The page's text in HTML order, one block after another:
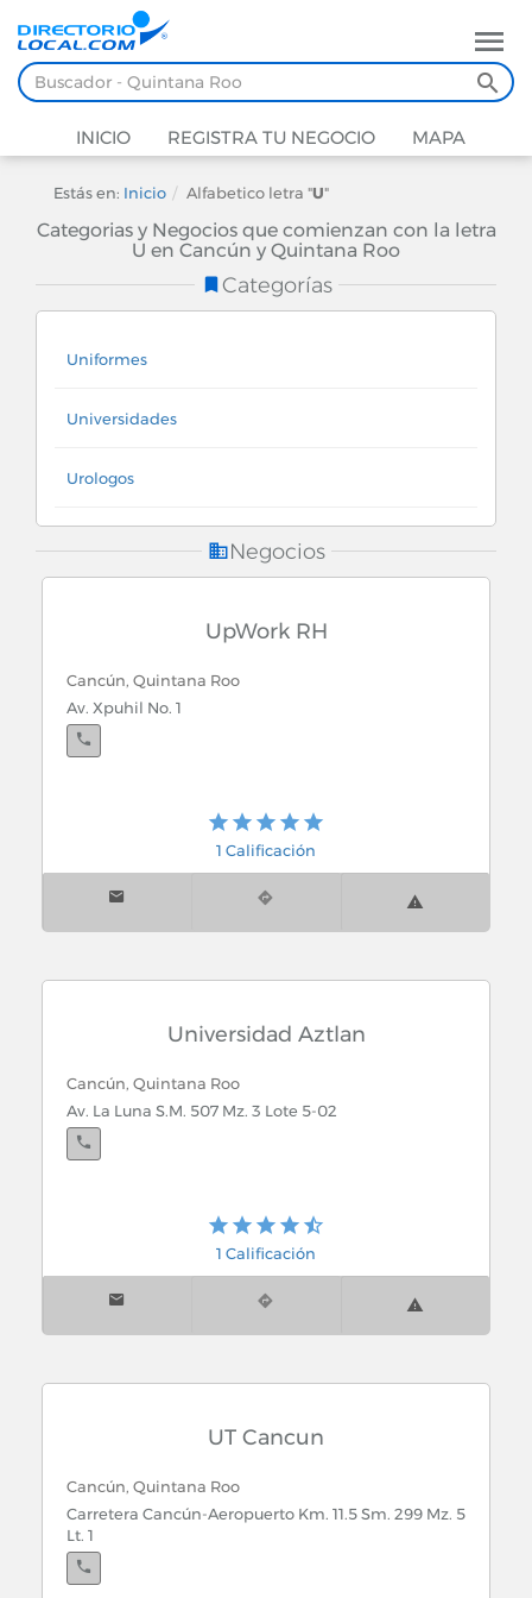
INICIO REGISTRA TU NEGOCIO MAPA
Estás en: Inicio Alfabetico letra "U"
Categorias y Negocios que comienzan con la letra
U en Cancún y Quintana Roo
Categorías
Uniformes
Universidades
Urologos
Negocios
UpWork RH
Cancún, Quintana Roo
Av. Xpuhil No. 1
1 Calificación
Universidad Aztlan
Cancún, Quintana Roo
Av. La Luna S.M. 507 Mz. 3 Lote 5-02
1 Calificación
UT Cancun
Cancún, Quintana Roo
Carretera Cancún-Aeropuerto Km. 11.5 Sm. 299 Mz. 5
Lt. 1